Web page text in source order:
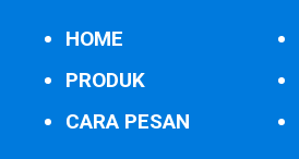
HOME
PRODUK
CARA PESAN